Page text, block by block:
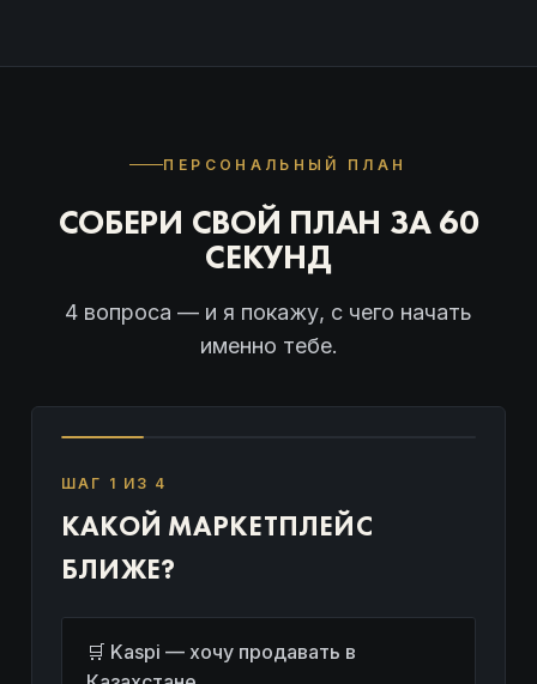
ПЕРСОНАЛЬНЫЙ ПЛАН
СОБЕРИ СВОЙ ПЛАН ЗА 60
СЕКУНД
4 вопроса — и я покажу, с чего начать
именно тебе.
ШАГ 1 ИЗ 4
КАКОЙ МАРКЕТПЛЕЙС
БЛИЖЕ?
🛒 Kaspi — хочу продавать в